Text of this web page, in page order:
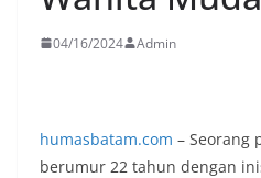
04/16/2024 Admin
humasbatam.com – Seorang
berumur 22 tahun dengan